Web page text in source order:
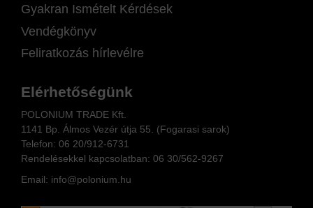
Gyakran Ismételt Kérdések
Vendégkönyv
Feliratkozás hírlevélre
Elérhetőségünk
POLONIUM TRADE Kft.
1141 Bp. Álmos Vezér útja 55. (Fogarasi sarok)
Telefon: 06 20/912-6731
Rendelésekkel kapcsolatban: 06 30/562-9267
Email: info@polonium.hu